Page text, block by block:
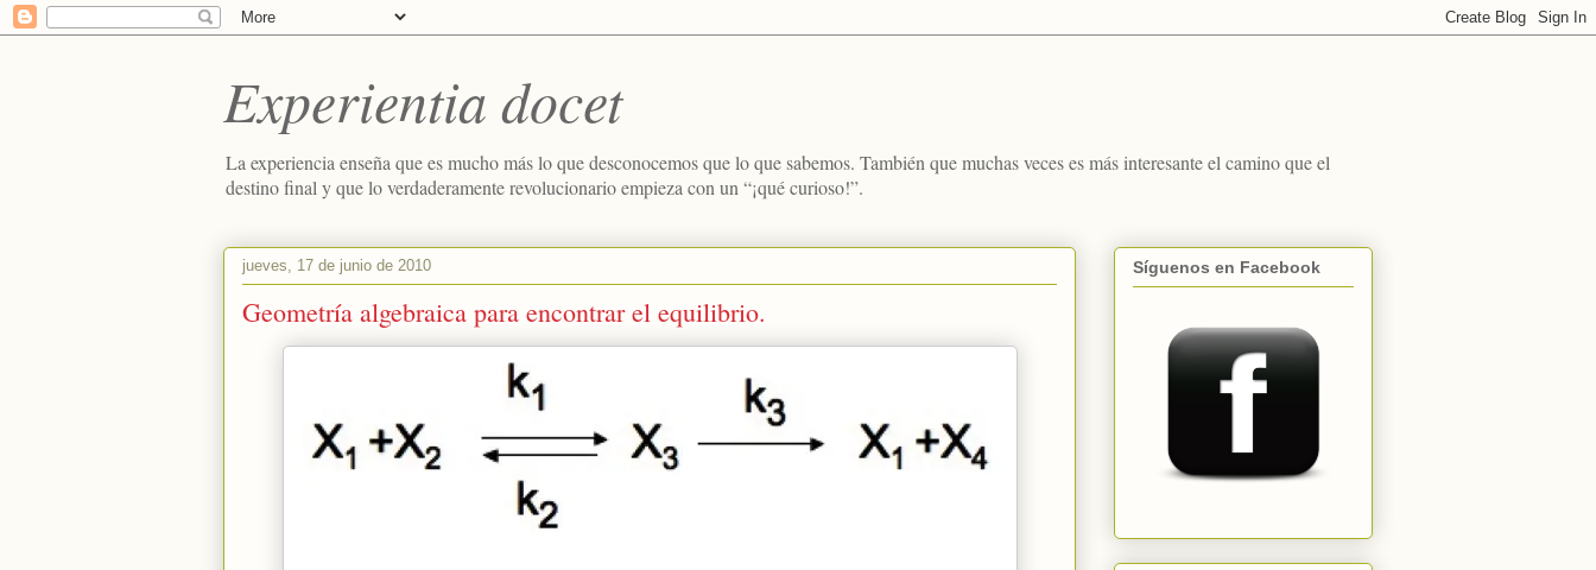
Experientia docet
La experiencia enseña que es mucho más lo que desconocemos que lo que sabemos. También que muchas veces es más interesante el camino que el
destino final y que lo verdaderamente revolucionario empieza con un “¡qué curioso!”.
jueves, 17 de junio de 2010
Geometría algebraica para encontrar el equilibrio.
Síguenos en Facebook